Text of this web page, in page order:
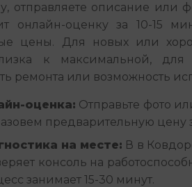
отправляете описание или
онлайн-оценку за 10-15
цены. Для новых или
к максимальной,
ремонта или возможность
оценка: Отправьте фото
предварительную цену
на месте: В в
консоль на
занимает 15-30 минут.